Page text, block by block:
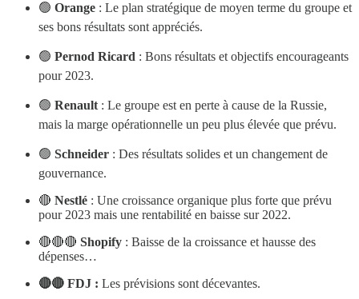
🟢 Orange : Le plan stratégique de moyen terme du groupe et
ses bons résultats sont appréciés.
🟢 Pernod Ricard : Bons résultats et objectifs encourageants
pour 2023.
🟢 Renault : Le groupe est en perte à cause de la Russie,
mais la marge opérationnelle un peu plus élevée que prévu.
🟢 Schneider : Des résultats solides et un changement de
gouvernance.
🔴 Nestlé : Une croissance organique plus forte que prévu
pour 2023 mais une rentabilité en baisse sur 2022.
🔴🔴🔴 Shopify : Baisse de la croissance et hausse des
dépenses…
🔴🔴 FDJ : Les prévisions sont décevantes.